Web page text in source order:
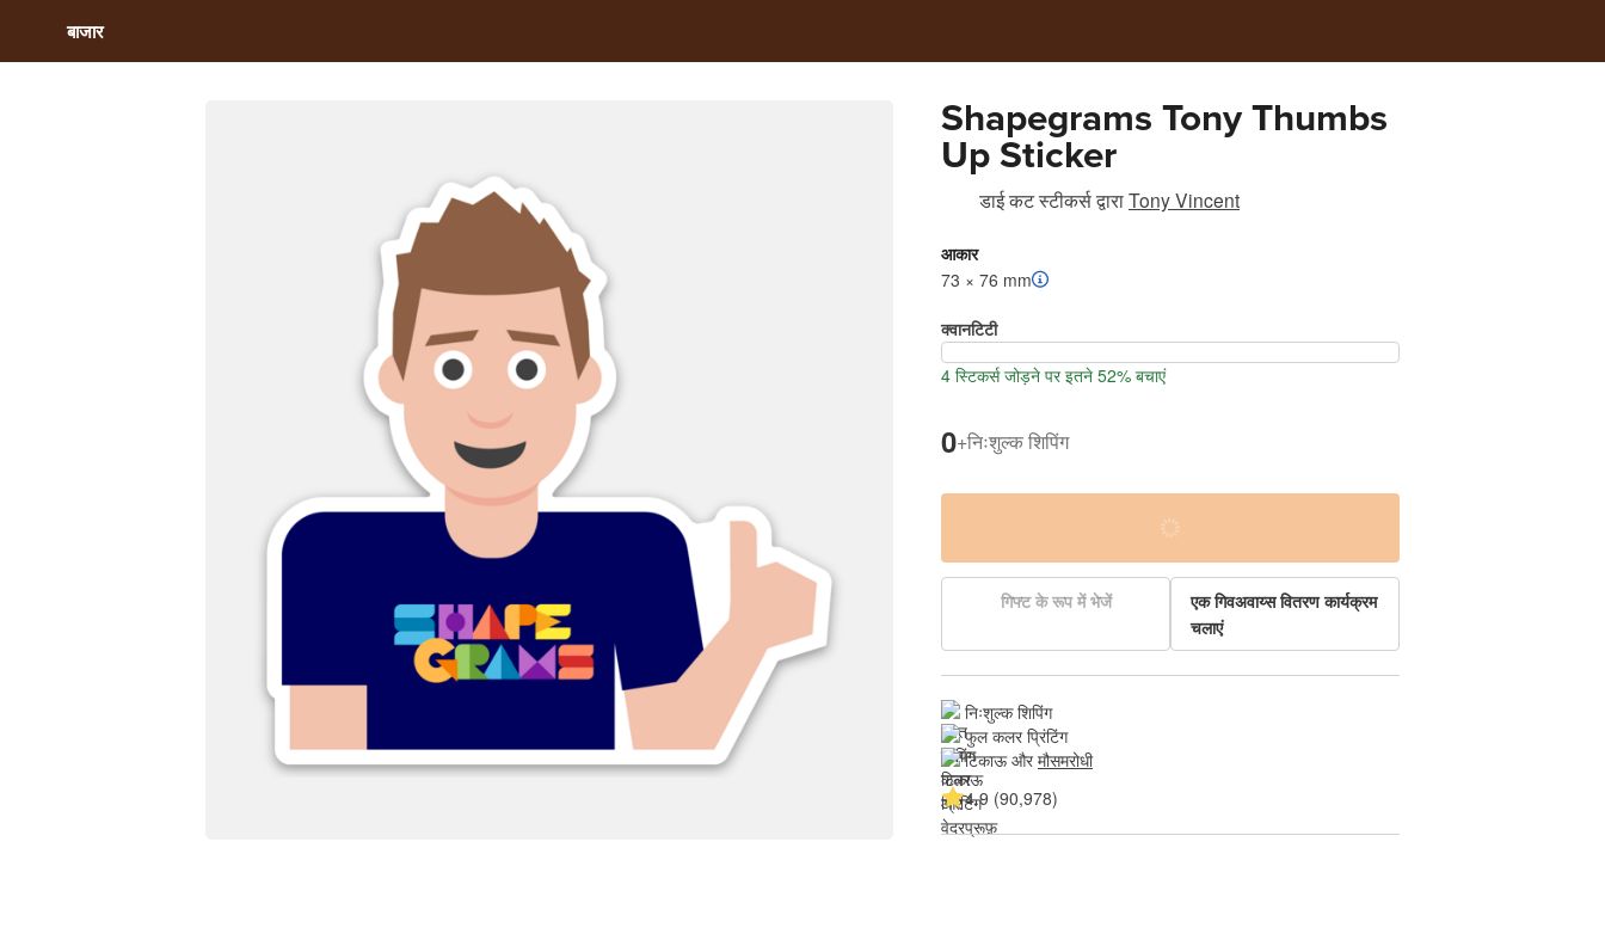
बाजार
Shapegrams Tony Thumbs
Up Sticker
डाई कट स्टीकर्सद्वाराTony Vincent
आकार
73 × 76 mm
क्वानटिटी
4 स्टिकर्स जोड़ने पर इतने 52% बचाएं
0+निःशुल्क शिपिंग
गिफ्ट के रूप में भेजें
एक गिवअवाय्स वितरण कार्यक्रम
चलाएं
निःशुल्क शिपिंग
फुल कलर प्रिंटिंग
टिकाऊ और मौसमरोधी
4.9 (90,978)